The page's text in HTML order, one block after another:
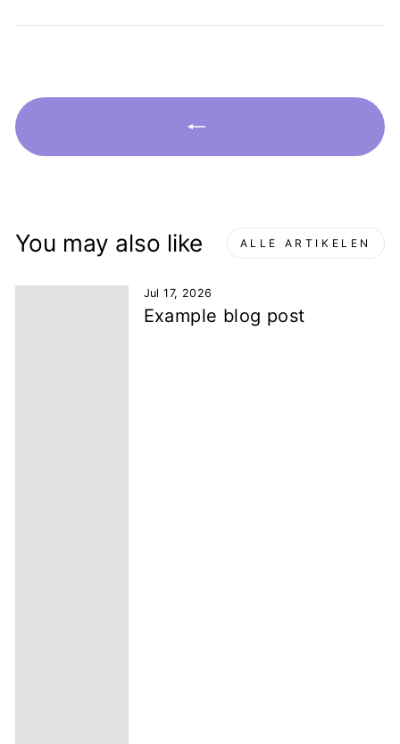
You may also like ALLE ARTIKELEN
Jul 17, 2026
Example blog post